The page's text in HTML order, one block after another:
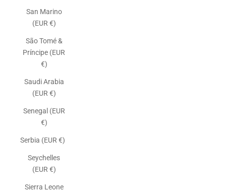
San Marino
(EUR €)
São Tomé &
Príncipe (EUR
€)
Saudi Arabia
(EUR €)
Senegal (EUR
€)
Serbia (EUR €)
Seychelles
(EUR €)
Sierra Leone